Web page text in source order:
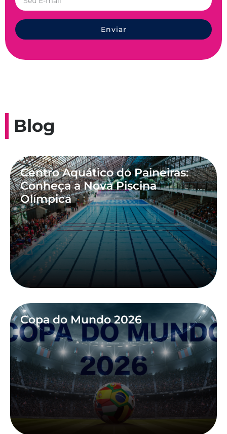
Enviar
Blog
Centro Aquático do Paineiras:
Conheça a Nova Piscina
Olímpica
Copa do Mundo 2026